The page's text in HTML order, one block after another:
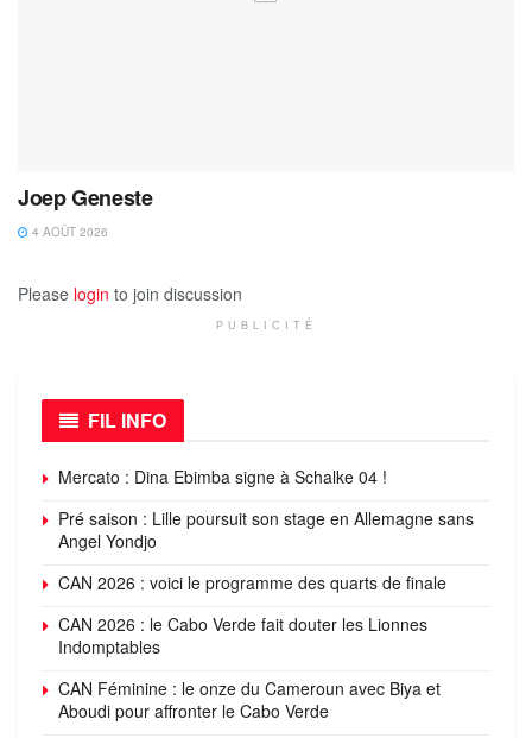
Joep Geneste
4 AOÛT 2026
Please login to join discussion
PUBLICITÉ
FIL INFO
Mercato : Dina Ebimba signe à Schalke 04 !
Pré saison : Lille poursuit son stage en Allemagne sans
Angel Yondjo
CAN 2026 : voici le programme des quarts de finale
CAN 2026 : le Cabo Verde fait douter les Lionnes
Indomptables
CAN Féminine : le onze du Cameroun avec Biya et
Aboudi pour affronter le Cabo Verde